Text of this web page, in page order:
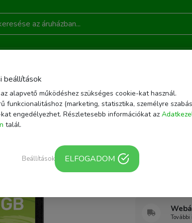
KINGSTON SDXC 64GB CANVAS SELECT PLUS 100R C10
Cikkszám:
Plus
További
beállítások
alapvető működéshez szükséges cookie-kat használ.
funkcionalitáshoz (marketing, statisztika, személyre
engedélyezhet. Részletesebb információkat az
talál.
Beállítások ELFOGADOM